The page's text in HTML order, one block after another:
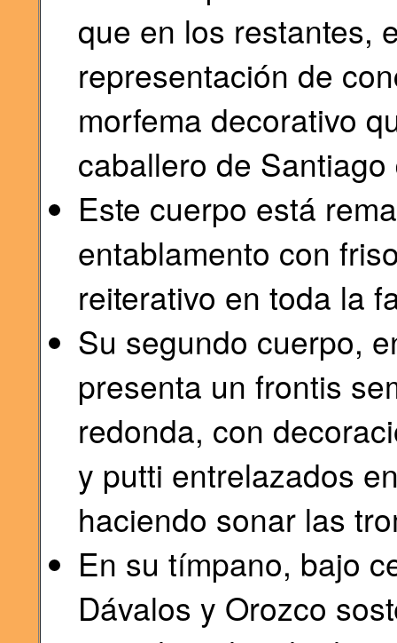
que en los restantes,
representación de
morfema decorativo
caballero de
Este cuerpo está
entablamento con
reiterativo en toda la
Su segundo cuerpo,
presenta un frontis
redonda, con
y putti entrelazados
haciendo sonar las
En su tímpano, bajo
Dávalos y Orozco